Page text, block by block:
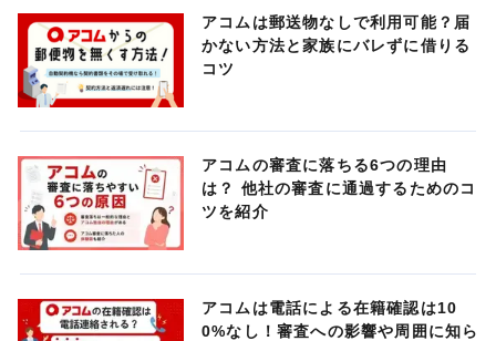
アコムは郵送物なしで利用可能？届
かない方法と家族にバレずに借りる
コツ
アコムの審査に落ちる6つの理由
は？ 他社の審査に通過するためのコ
ツを紹介
アコムは電話による在籍確認は10
0%なし！審査への影響や周囲に知ら